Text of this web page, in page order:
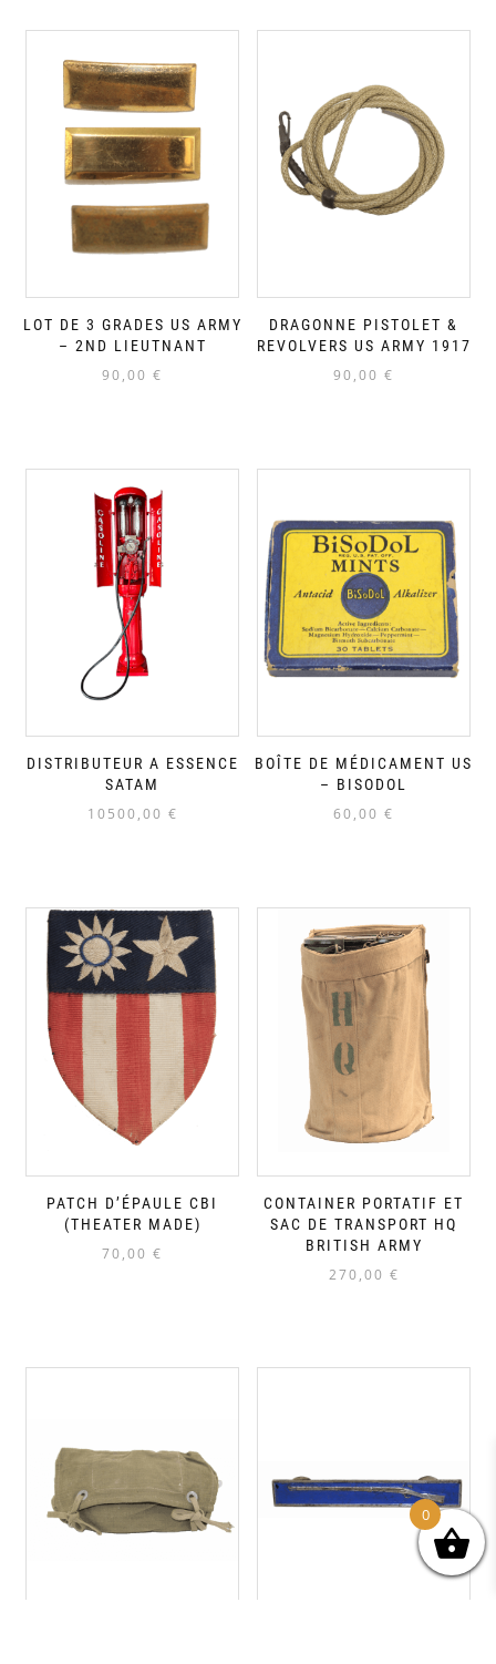
LOT DE 3 GRADES US ARMY
– 2ND LIEUTNANT
90,00 €
DRAGONNE PISTOLET &
REVOLVERS US ARMY 1917
90,00 €
DISTRIBUTEUR A ESSENCE
SATAM
10500,00 €
BOÎTE DE MÉDICAMENT US
– BISODOL
60,00 €
PATCH D’ÉPAULE CBI
(THEATER MADE)
70,00 €
CONTAINER PORTATIF ET
SAC DE TRANSPORT HQ
BRITISH ARMY
270,00 €
0